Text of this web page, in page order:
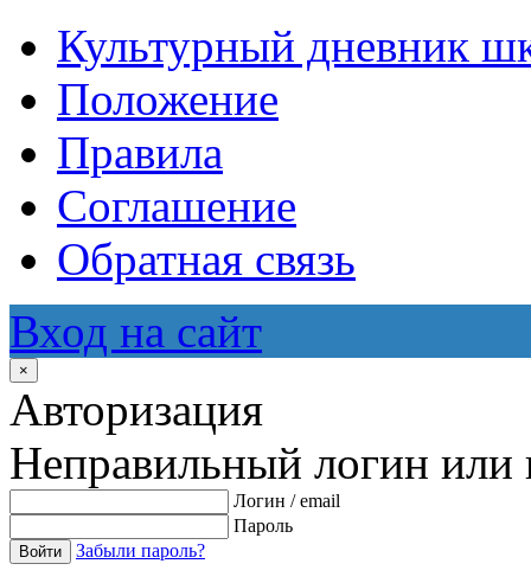
Культурный дневник
Положение
Правила
Соглашение
Обратная связь
Вход на сайт
×
Авторизация
Неправильный логин или
Логин / email
Пароль
Войти Забыли пароль?